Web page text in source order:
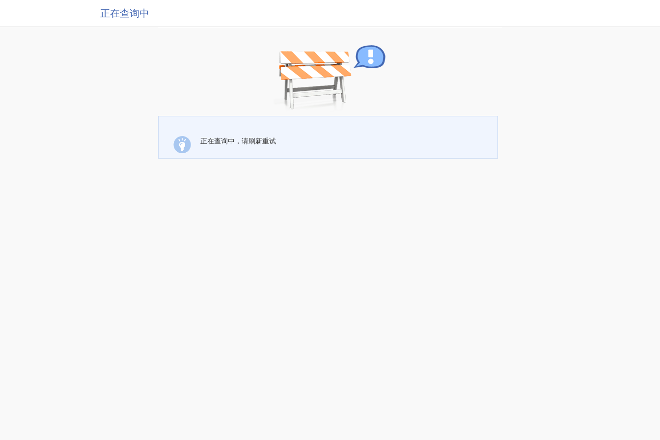
正在查询中
正在查询中，请刷新重试